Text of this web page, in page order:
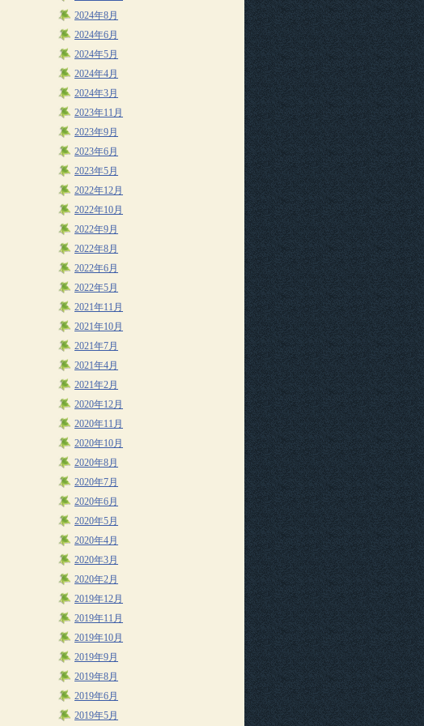
2024年8月
2024年6月
2024年5月
2024年4月
2024年3月
2023年11月
2023年9月
2023年6月
2023年5月
2022年12月
2022年10月
2022年9月
2022年8月
2022年6月
2022年5月
2021年11月
2021年10月
2021年7月
2021年4月
2021年2月
2020年12月
2020年11月
2020年10月
2020年8月
2020年7月
2020年6月
2020年5月
2020年4月
2020年3月
2020年2月
2019年12月
2019年11月
2019年10月
2019年9月
2019年8月
2019年6月
2019年5月